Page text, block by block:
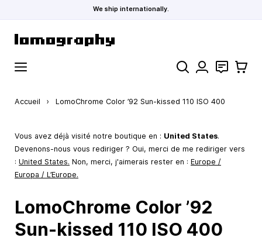
We ship internationally.
RechercherContact
Panier
Accueil › LomoChrome Color ’92 Sun-kissed 110 ISO 400
Vous avez déjà visité notre boutique en : United States.
Devenons-nous vous rediriger ? Oui, merci de me rediriger vers
: United States. Non, merci, j'aimerais rester en : Europe /
Europa / L’Europe.
LomoChrome Color ’92
Sun-kissed 110 ISO 400